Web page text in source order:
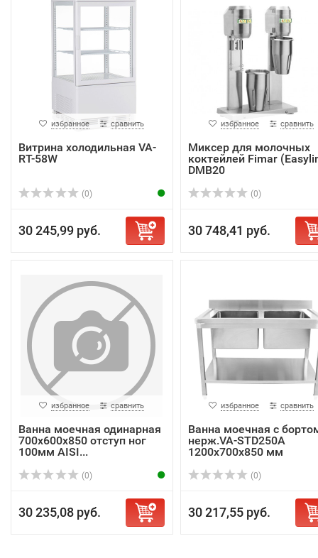
избранное сравнить
Витрина холодильная VA-
RT-58W
(0)
30 245,99 руб.
избранное сравнить
Миксер для молочных
коктейлей Fimar
DMB20
(0)
30 748,41 руб.
избранное сравнить
Ванна моечная одинарная
700х600х850 отступ ног
100мм AISI...
(0)
30 235,08 руб.
избранное сравнить
Ванна моечная с
нерж.VA-STD250A
1200х700х850 мм
(0)
30 217,55 руб.